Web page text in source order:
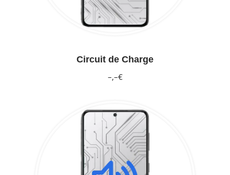
Circuit de Charge
–,–€